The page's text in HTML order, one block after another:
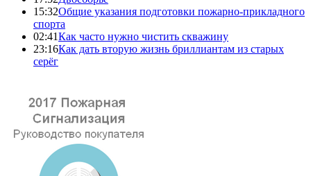
15:32Общие указания подготовки пожарно-прикладного
спорта
02:41Как часто нужно чистить скважину
23:16Как дать вторую жизнь бриллиантам из старых
серёг